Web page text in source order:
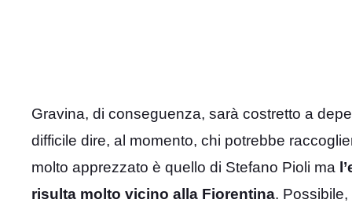
Gravina, di conseguenza, sarà costretto a
difficile dire, al momento, chi potrebbe
molto apprezzato è quello di Stefano Pioli ma
risulta molto vicino alla Fiorentina.